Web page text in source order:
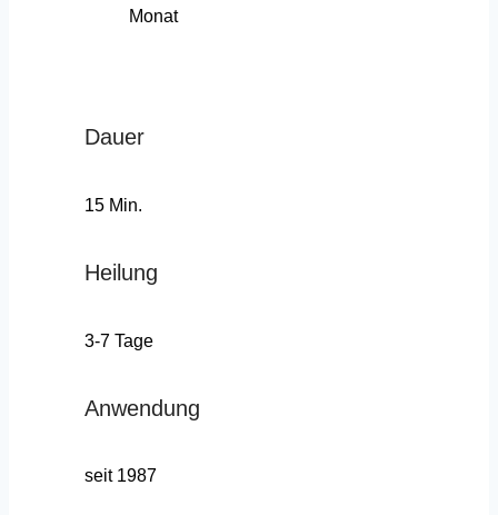
Monat
Dauer
15 Min.
Heilung
3-7 Tage
Anwendung
seit 1987